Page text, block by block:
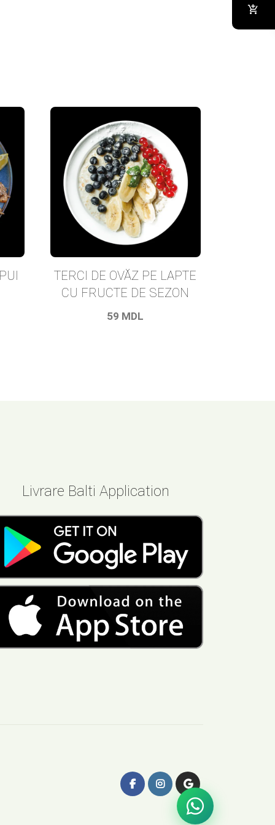
TERCI DE OVĂZ PE LAPTE
CU FRUCTE DE SEZON
59 MDL
Livrare Balti Application